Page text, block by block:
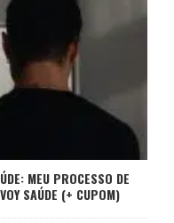
MEU PROCESSO DE
SAÚDE (+ CUPOM)